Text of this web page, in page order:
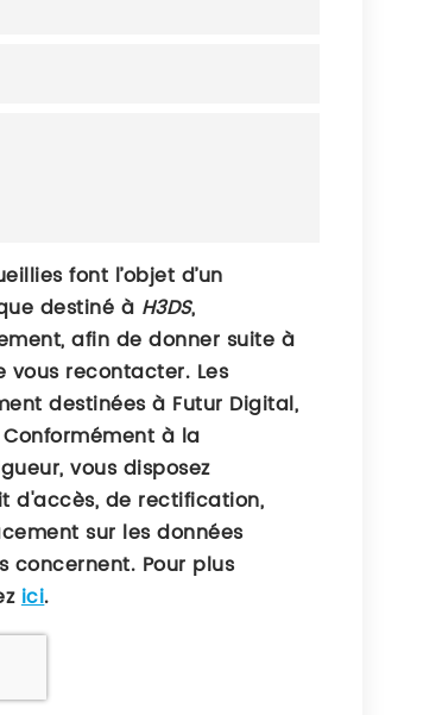
font l’objet d’un
destiné à H3DS,
afin de donner suite à
recontacter. Les
destinées à Futur Digital,
à la
vous disposez
d'accès, de rectification,
sur les données
concernent. Pour plus
ici.